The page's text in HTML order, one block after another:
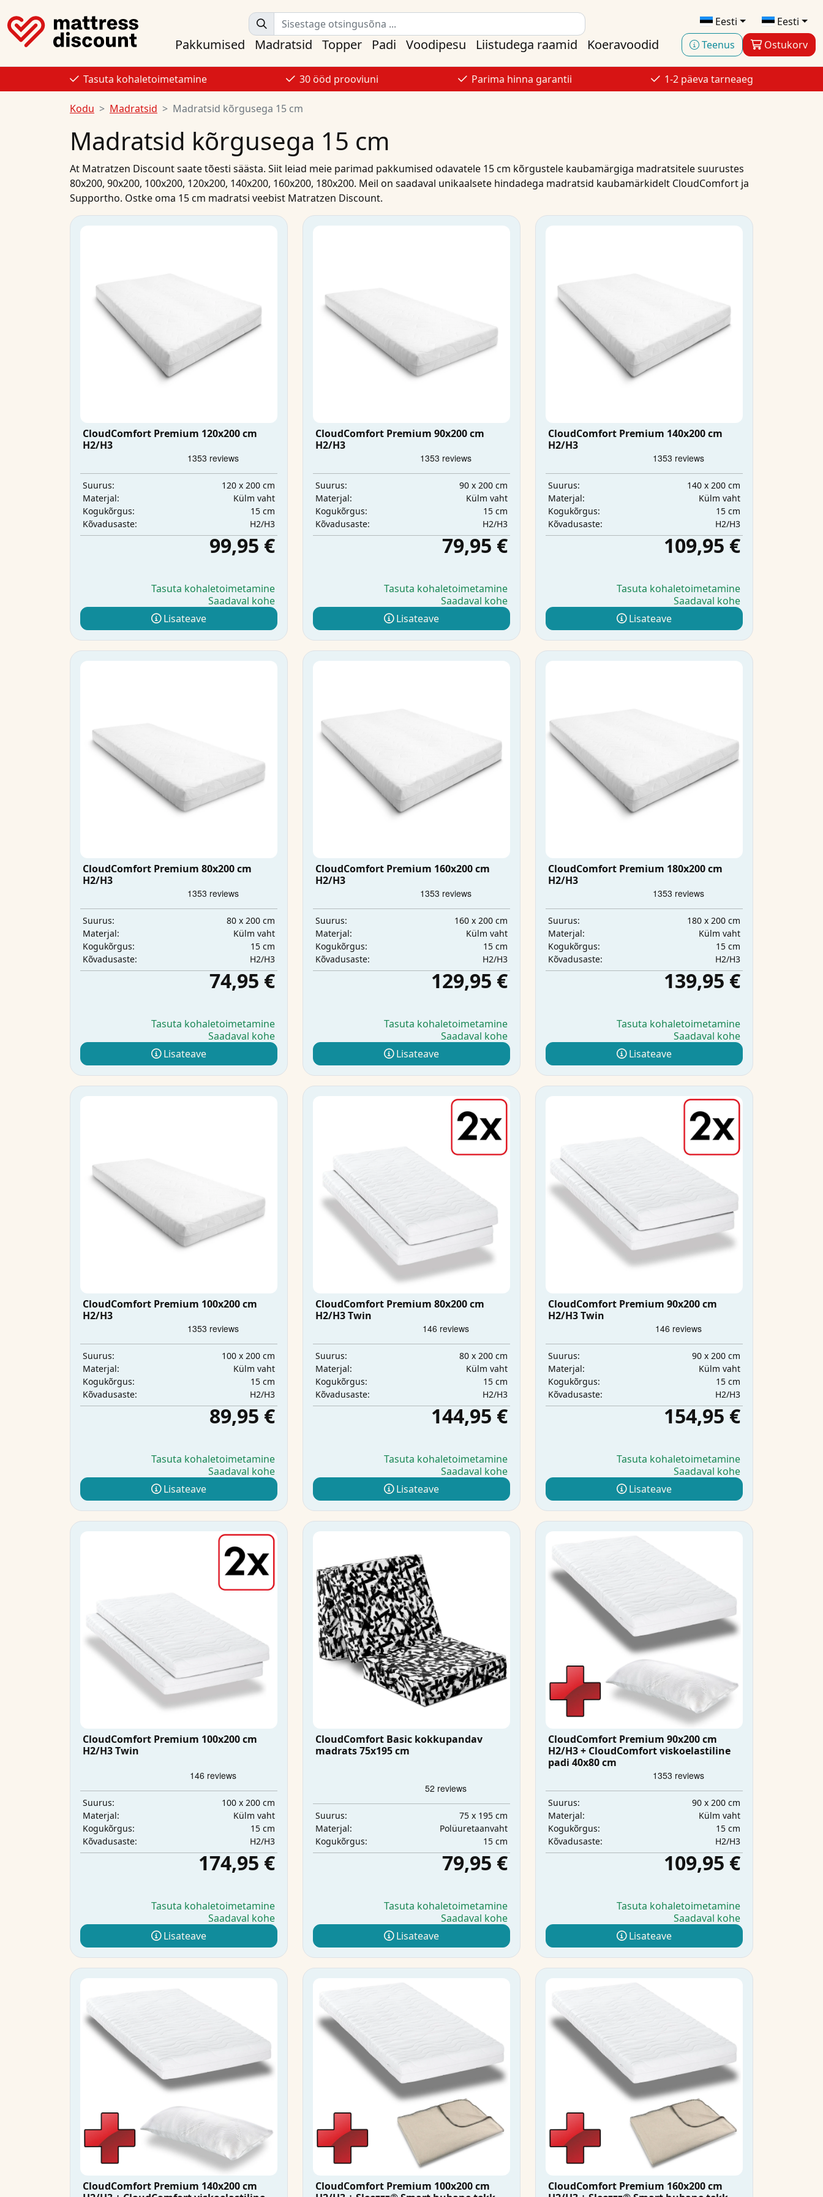
Eesti
Eesti
Teenus
Ostukorv
Pakkumised Madratsid Topper Padi Voodipesu Liistudega raamid Koeravoodid
Tasuta kohaletoimetamine 30 ööd prooviuni Parima hinna garantii 1-2 päeva tarneaeg
Kodu Madratsid Madratsid kõrgusega 15 cm
Madratsid kõrgusega 15 cm
At Matratzen Discountsaate tõesti säästa. Siit leiad meie parimad pakkumised odavatele 15 cm kõrgustele kaubamärgiga madratsitelesuurustes
80x200, 90x200, 100x200, 120x200, 140x200, 160x200, 180x200. Meil on saadaval unikaalsete hindadega madratsid kaubamärkidelt CloudComfort ja
Supportho. Ostkeoma 15 cm madratsi veebist Matratzen Discount.
CloudComfort Premium 120x200 cm
H2/H3
Suurus:
120 x 200 cm
Materjal:
Külm vaht
Kogukõrgus:
15 cm
Kõvadusaste:
H2/H3
99,95 €
Tasuta kohaletoimetamine
Saadaval kohe
Lisateave
CloudComfort Premium 90x200 cm
H2/H3
Suurus:
90 x 200 cm
Materjal:
Külm vaht
Kogukõrgus:
15 cm
Kõvadusaste:
H2/H3
79,95 €
Tasuta kohaletoimetamine
Saadaval kohe
Lisateave
CloudComfort Premium 140x200 cm
H2/H3
Suurus:
140 x 200 cm
Materjal:
Külm vaht
Kogukõrgus:
15 cm
Kõvadusaste:
H2/H3
109,95 €
Tasuta kohaletoimetamine
Saadaval kohe
Lisateave
CloudComfort Premium 80x200 cm
H2/H3
Suurus:
80 x 200 cm
Materjal:
Külm vaht
Kogukõrgus:
15 cm
Kõvadusaste:
H2/H3
74,95 €
Tasuta kohaletoimetamine
Saadaval kohe
Lisateave
CloudComfort Premium 160x200 cm
H2/H3
Suurus:
160 x 200 cm
Materjal:
Külm vaht
Kogukõrgus:
15 cm
Kõvadusaste:
H2/H3
129,95 €
Tasuta kohaletoimetamine
Saadaval kohe
Lisateave
CloudComfort Premium 180x200 cm
H2/H3
Suurus:
180 x 200 cm
Materjal:
Külm vaht
Kogukõrgus:
15 cm
Kõvadusaste:
H2/H3
139,95 €
Tasuta kohaletoimetamine
Saadaval kohe
Lisateave
CloudComfort Premium 100x200 cm
H2/H3
Suurus:
100 x 200 cm
Materjal:
Külm vaht
Kogukõrgus:
15 cm
Kõvadusaste:
H2/H3
89,95 €
Tasuta kohaletoimetamine
Saadaval kohe
Lisateave
CloudComfort Premium 80x200 cm
H2/H3 Twin
Suurus:
80 x 200 cm
Materjal:
Külm vaht
Kogukõrgus:
15 cm
Kõvadusaste:
H2/H3
144,95 €
Tasuta kohaletoimetamine
Saadaval kohe
Lisateave
CloudComfort Premium 90x200 cm
H2/H3 Twin
Suurus:
90 x 200 cm
Materjal:
Külm vaht
Kogukõrgus:
15 cm
Kõvadusaste:
H2/H3
154,95 €
Tasuta kohaletoimetamine
Saadaval kohe
Lisateave
CloudComfort Premium 100x200 cm
H2/H3 Twin
Suurus:
100 x 200 cm
Materjal:
Külm vaht
Kogukõrgus:
15 cm
Kõvadusaste:
H2/H3
174,95 €
Tasuta kohaletoimetamine
Saadaval kohe
Lisateave
CloudComfort Basic kokkupandav
madrats 75x195 cm
Suurus:
75 x 195 cm
Materjal:
Polüuretaanvaht
Kogukõrgus:
15 cm
79,95 €
Tasuta kohaletoimetamine
Saadaval kohe
Lisateave
CloudComfort Premium 90x200 cm
H2/H3 + CloudComfort viskoelastiline
padi 40x80 cm
Suurus:
90 x 200 cm
Materjal:
Külm vaht
Kogukõrgus:
15 cm
Kõvadusaste:
H2/H3
109,95 €
Tasuta kohaletoimetamine
Saadaval kohe
Lisateave
CloudComfort Premium 140x200 cm
CloudComfort Premium 100x200 cm
CloudComfort Premium 160x200 cm